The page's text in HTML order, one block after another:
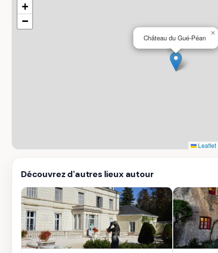
Château du Gué-Péan
×
+
−
Leaflet
Découvrez d'autres lieux autour